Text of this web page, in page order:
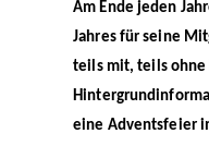
Am Ende jeden
Jahres für seine
teils mit, teils ohne
eine Adventsfeier